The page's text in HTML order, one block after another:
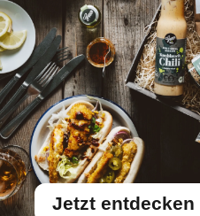
Jetzt entdecken